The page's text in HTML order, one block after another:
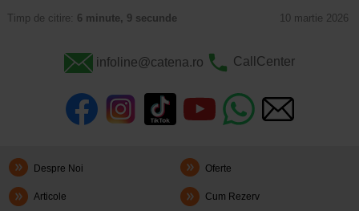
Timp de citire: 6 minute, 9 secunde 10 martie 2026
infoline@catena.ro CallCenter
Despre Noi Oferte
Articole Cum Rezerv